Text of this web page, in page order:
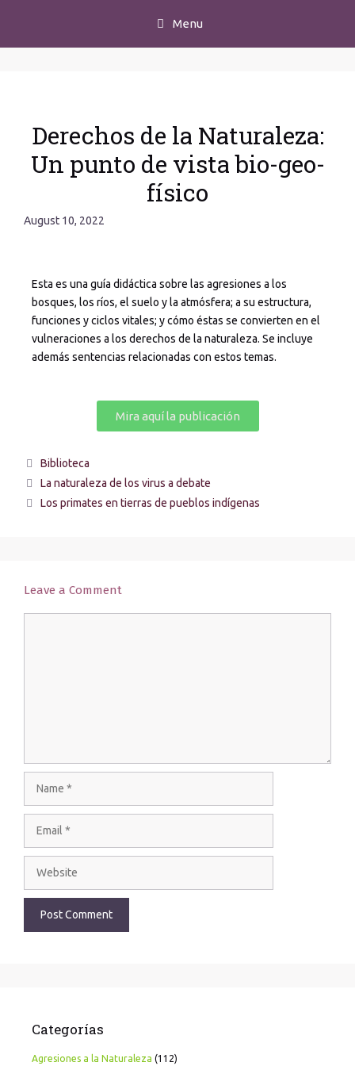
Menu
Derechos de la Naturaleza:
Un punto de vista bio-geo-
físico
August 10, 2022
Esta es una guía didáctica sobre las agresiones a los
bosques, los ríos, el suelo y la atmósfera; a su estructura,
funciones y ciclos vitales; y cómo éstas se convierten en el
vulneraciones a los derechos de la naturaleza. Se incluye
además sentencias relacionadas con estos temas.
Mira aquí la publicación
Biblioteca
La naturaleza de los virus a debate
Los primates en tierras de pueblos indígenas
Leave a Comment
Categorías
Agresiones a la Naturaleza (112)